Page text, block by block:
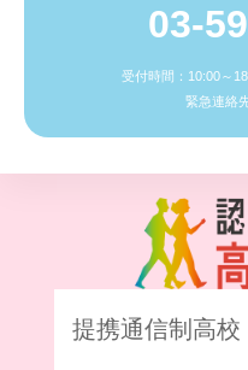
03-
受付時間：10:00～
緊急連絡
提携通信制高校